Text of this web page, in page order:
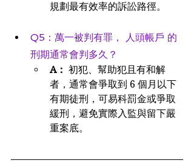
規劃最有效率的訴訟路徑。
Q5：萬一被判有罪， 人頭帳戶 的
刑期通常會判多久？
A： 初犯、幫助犯且有和解
者，通常會爭取到 6 個月以下
有期徒刑，可易科罰金或爭取
緩刑，避免實際入監與留下嚴
重案底。